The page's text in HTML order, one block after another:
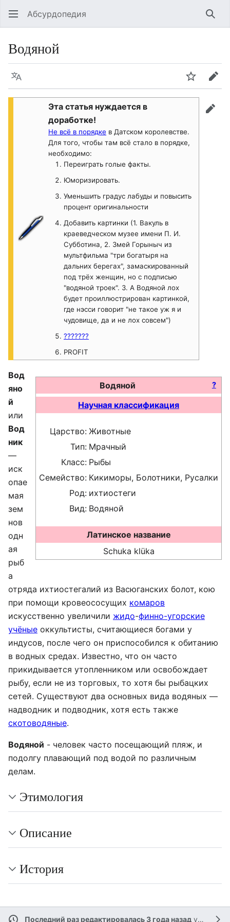
Абсурдопедия
Водяной
Язык
Эта статья нуждается в
доработке!
Не всё в порядке в Датском королевстве.
Для того, чтобы там всё стало в порядке,
необходимо:
Переиграть голые факты.
Юморизировать.
Уменьшить градус лабуды и повысить
процент оригинальности
Добавить картинки (1. Вакуль в
краеведческом музее имени П. И.
Субботина, 2. Змей Горыныч из
мультфильма "три богатыря на
дальних берегах", замаскированный
под трёх женщин, но с подписью
"водяной троек". 3. А Водяной лох
будет проиллюстрирован картинкой,
где нэсси говорит "не такое уж я и
чудовище, да и не лох совсем")
???????
PROFIT
?
Водяной
Научная классификация
Царство: Животные
Тип: Мрачный
Класс: Рыбы
Семейство: Кикиморы, Болотники, Русалки
Род: ихтиостеги
Вид: Водяной
Латинское название
Schuka klüka
Вод
яно
й
или
Вод
ник
—
иск
опае
мая
зем
нов
одн
ая
рыб
а
отряда ихтиостегалий из Васюганских болот, кою
при помощи кровеососущих комаров
искусственно увеличили жидо-финно-угорские
учёные оккультисты, считающиеся богами у
индусов, после чего он приспособился к обитанию
в водных средах. Известно, что он часто
прикидывается утопленником или освобождает
рыбу, если не из торговых, то хотя бы рыбацких
сетей. Существуют два основных вида водяных —
надводник и подводник, хотя есть также
скотоводяные.
Водяной - человек часто посещающий пляж, и
подолгу плавающий под водой по различным
делам.
Этимология
Описание
История
Последний раз редактировалась 3 года назад участником